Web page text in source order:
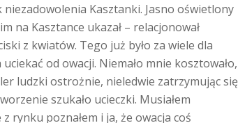
Kasztanki. Jasno oświetlony
na Kasztance ukazał – relacjonował
z kwiatów. Tego już było za wiele dla
od owacji. Niemało mnie kosztowało,
ludzki ostrożnie, nieledwie zatrzymując się
szukało ucieczki. Musiałem
rynku poznałem i ja, że owacja coś